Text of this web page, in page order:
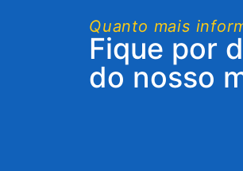
Quanto mais
Fique por
do nosso